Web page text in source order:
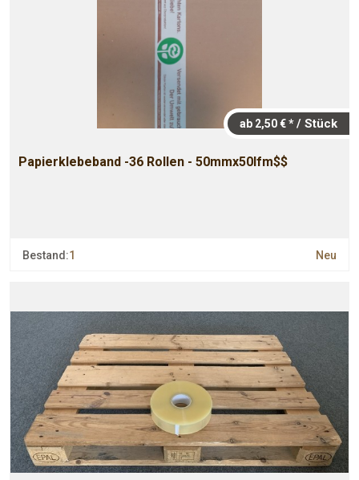
ab 2,50 € */ Stück
Papierklebeband -36 Rollen - 50mmx50lfm$$
Bestand:1 Neu